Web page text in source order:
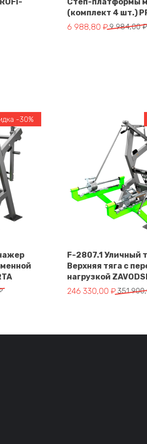
1 508,00 ₽.
В
(комплект 4 шт.)
9 984,00₽
Первоначальная
6 988,80 ₽
Текущая цена: 6
-30%
328 900,00 ₽.
В
F-2807.1 Уличный
Верхняя тяга с
нагрузкой
351
Первоначальная
246 330,00 ₽
Текущая цена: 246